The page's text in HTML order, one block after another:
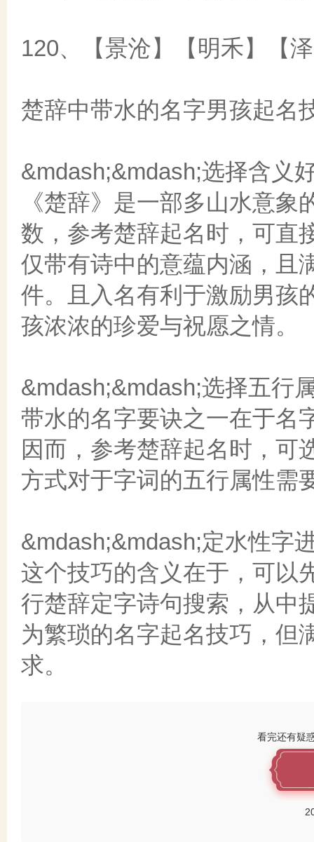
120、【景沧】【明禾】【
楚辞中带水的名字男孩起名
&mdash;&mdash;选择含义
《楚辞》是一部多山水意
数，参考楚辞起名时，可直
仅带有诗中的意蕴内涵，且
件。且入名有利于激励男孩
孩浓浓的珍爱与祝愿之情。
&mdash;&mdash;选择五行
带水的名字要诀之一在于名
因而，参考楚辞起名时，可
方式对于字词的五行属性需
&mdash;&mdash;定水性字
这个技巧的含义在于，可以
行楚辞定字诗句搜索，从中
为繁琐的名字起名技巧，但
求。
看完还有疑